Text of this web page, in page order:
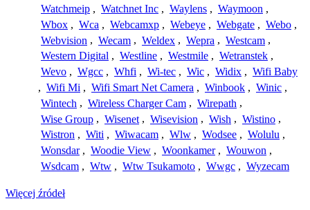
Watchmeip , Watchnet Inc , Waylens , Waymoon ,
Wbox , Wca , Webcamxp , Webeye , Webgate , Webo ,
Webvision , Wecam , Weldex , Wepra , Westcam ,
Western Digital , Westline , Westmile , Wetranstek ,
Wevo , Wgcc , Whfi , Wi-tec , Wic , Widix , Wifi Baby
, Wifi Mi , Wifi Smart Net Camera , Winbook , Winic ,
Wintech , Wireless Charger Cam , Wirepath ,
Wise Group , Wisenet , Wisevision , Wish , Wistino ,
Wistron , Witi , Wiwacam , Wlw , Wodsee , Wolulu ,
Wonsdar , Woodie View , Woonkamer , Wouwon ,
Wsdcam , Wtw , Wtw Tsukamoto , Wwgc , Wyzecam
Więcej źródeł